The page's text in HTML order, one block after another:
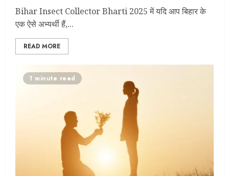
Bihar Insect Collector Bharti 2025 में यदि आप बिहार के
एक ऐसे अभ्यर्थी हैं,...
READ MORE
1 minute read